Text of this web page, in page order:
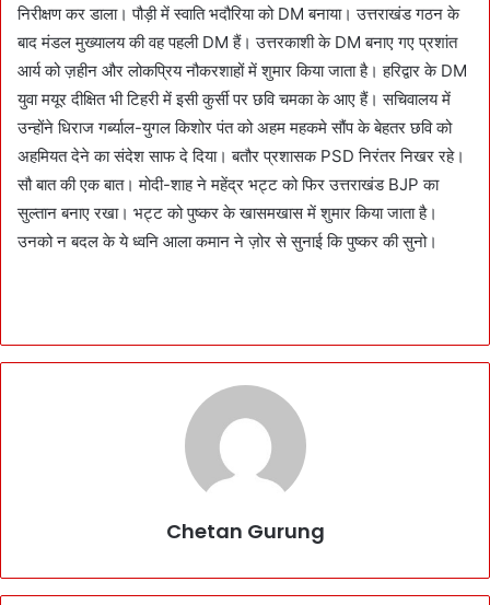
निरीक्षण कर डाला। पौड़ी में स्वाति भदौरिया को DM बनाया। उत्तराखंड गठन के
बाद मंडल मुख्यालय की वह पहली DM हैं। उत्तरकाशी के DM बनाए गए प्रशांत
आर्य को ज़हीन और लोकप्रिय नौकरशाहों में शुमार किया जाता है। हरिद्वार के DM
युवा मयूर दीक्षित भी टिहरी में इसी कुर्सी पर छवि चमका के आए हैं। सचिवालय में
उन्होंने धिराज गर्ब्याल-युगल किशोर पंत को अहम महकमे सौंप के बेहतर छवि को
अहमियत देने का संदेश साफ दे दिया। बतौर प्रशासक PSD निरंतर निखर रहे।
सौ बात की एक बात। मोदी-शाह ने महेंद्र भट्ट को फिर उत्तराखंड BJP का
सुल्तान बनाए रखा। भट्ट को पुष्कर के खासमखास में शुमार किया जाता है।
उनको न बदल के ये ध्वनि आला कमान ने ज़ोर से सुनाई कि पुष्कर की सुनो।
Chetan Gurung